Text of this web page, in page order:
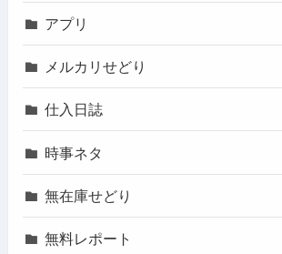
アプリ
メルカリせどり
仕入日誌
時事ネタ
無在庫せどり
無料レポート